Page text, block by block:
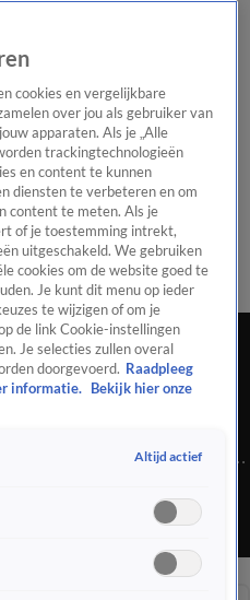
Het beste van Hart
Tip de
Tip de redactiePanelVideo's
in het verkeer.
beslag genomen in ons land.
Editie
cookies en vergelijkbare
over jou als gebruiker van
apparaten. Als je „Alle
trackingtechnologieën
en content te kunnen
diensten te verbeteren en om
content te meten. Als je
of je toestemming intrekt,
uitgeschakeld. We gebruiken
cookies om de website goed te
Je kunt dit menu op ieder
te wijzigen of om je
de link Cookie-instellingen
Je selecties zullen overal
doorgevoerd. Raadpleeg
informatie.
Bekijk hier onze
Altijd actief